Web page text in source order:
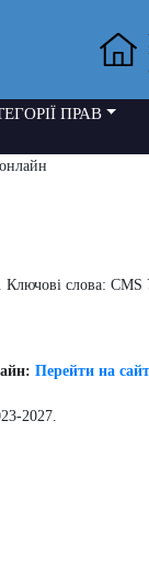
ПРАВ
Ключові слова:
Перейти на сайт
2027.